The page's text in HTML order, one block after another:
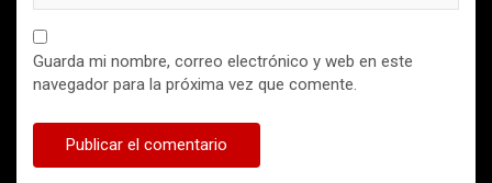
Guarda mi nombre, correo electrónico y web en este
navegador para la próxima vez que comente.